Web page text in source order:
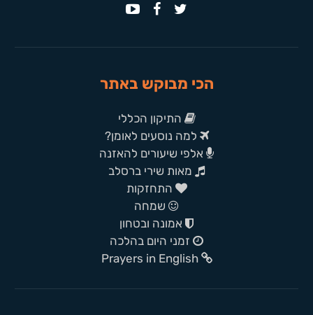
הכי מבוקש באתר
התיקון הכללי
למה נוסעים לאומן?
אלפי שיעורים להאזנה
מאות שירי ברסלב
התחזקות
שמחה
אמונה ובטחון
זמני היום בהלכה
Prayers in English